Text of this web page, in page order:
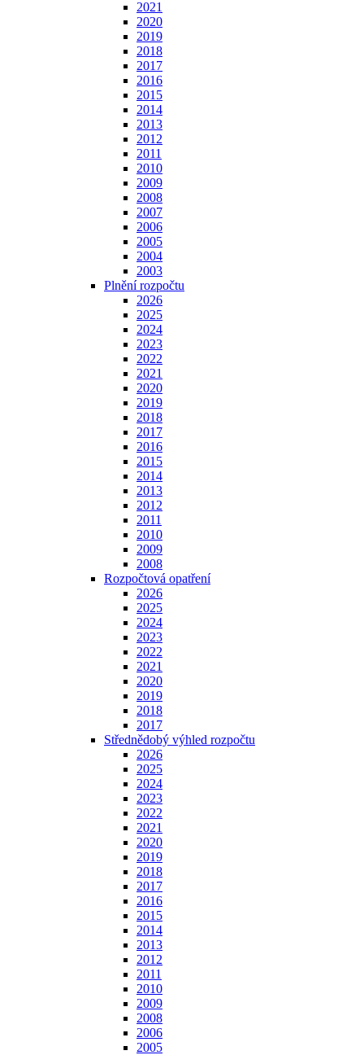
2021
2020
2019
2018
2017
2016
2015
2014
2013
2012
2011
2010
2009
2008
2007
2006
2005
2004
2003
Plnění rozpočtu
2026
2025
2024
2023
2022
2021
2020
2019
2018
2017
2016
2015
2014
2013
2012
2011
2010
2009
2008
Rozpočtová opatření
2026
2025
2024
2023
2022
2021
2020
2019
2018
2017
Střednědobý výhled rozpočtu
2026
2025
2024
2023
2022
2021
2020
2019
2018
2017
2016
2015
2014
2013
2012
2011
2010
2009
2008
2006
2005